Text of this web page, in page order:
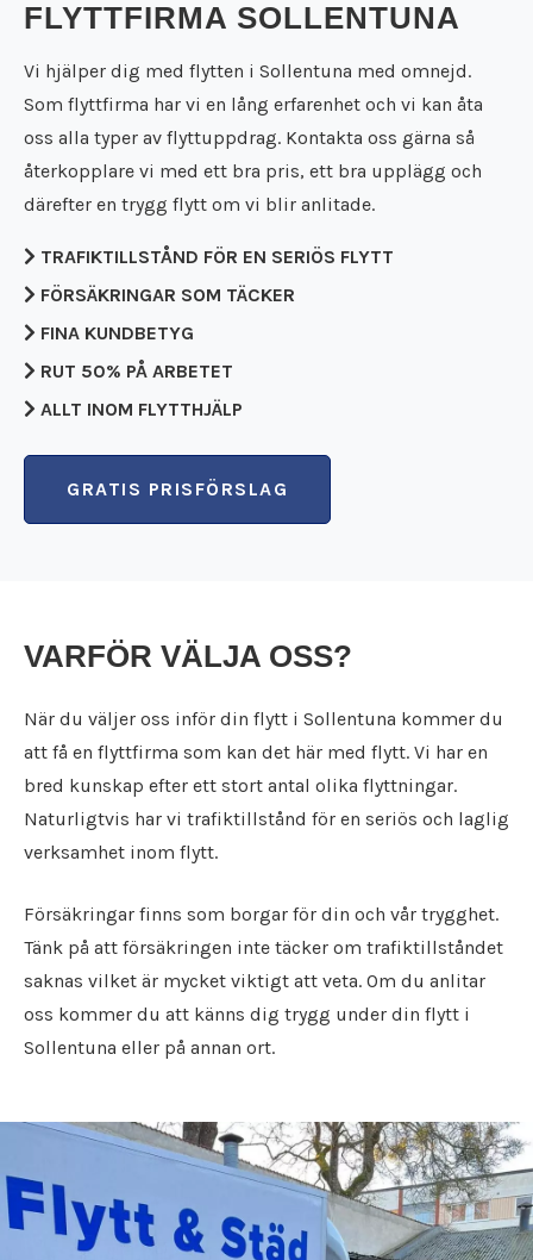
Flyttfirma Falun
Flyttfirma Flen
Flyttfirma Forshaga
Flyttfirma Gnesta
Flyttfirma Götene
Flyttfirma Grästorp
Flyttfirma Gullspång
Flyttfirma Hällefors
Flyttfirma Hallstahammar
Flyttfirma Hammarö
Flyttfirma Hjo
Flyttfirma Jakobsberg
Flyttfirma Kalmar
Flyttfirma Karlsborg
Flyttfirma Kil
Flyttfirma Kolsva
Flyttfirma Kristinehamn
Flyttfirma Kumla
Flyttfirma Kungsängen
Flyttfirma Kungsör
Flyttfirma Lindesberg
Flyttfirma Linköping
Flyttfirma Ljusnarsberg
Flyttfirma Mariestad
Flyttfirma Motala
Flyttfirma Norberg
Flyttfirma Norrköping
Flyttfirma Nybro
Flyttfirma Nyköping
Flyttfirma Oskarshamn
Städfirma Falköping
Städfirma Falun
Städfirma Filipstad
Städfirma Gnesta
Städfirma Götene
Städfirma Grästorp
Städfirma Gullspång
Städfirma Hällefors
Städfirma Hallsberg
Städfirma Hjo
Städfirma Karlsborg
Städfirma Karlskoga
Städfirma Köping
Städfirma Kungsängen
Städfirma Kungsör
Städfirma Laxå
Städfirma Lekeberg
Städfirma Lidköping
Städfirma Linköping
Städfirma Ljusnarsberg
Städfirma Motala
Städfirma Nacka
Städfirma Nora
Städfirma Nyköping
Städfirma Oxelösund
Städfirma Säffle
Städfirma Sala
FLYTTFIRMA SOLLENTUNA
Vi hjälper dig med flytten i Sollentuna med omnejd.
Som flyttfirma har vi en lång erfarenhet och vi kan åta
oss alla typer av flyttuppdrag. Kontakta oss gärna så
återkopplare vi med ett bra pris, ett bra upplägg och
därefter en trygg flytt om vi blir anlitade.
TRAFIKTILLSTÅND FÖR EN SERIÖS FLYTT
FÖRSÄKRINGAR SOM TÄCKER
FINA KUNDBETYG
RUT 50% PÅ ARBETET
ALLT INOM FLYTTHJÄLP
GRATIS PRISFÖRSLAG
VARFÖR VÄLJA OSS?
När du väljer oss inför din flytt i Sollentuna kommer du
att få en flyttfirma som kan det här med flytt. Vi har en
bred kunskap efter ett stort antal olika flyttningar.
Naturligtvis har vi trafiktillstånd för en seriös och laglig
verksamhet inom flytt.
Försäkringar finns som borgar för din och vår trygghet.
Tänk på att försäkringen inte täcker om trafiktillståndet
saknas vilket är mycket viktigt att veta. Om du anlitar
oss kommer du att känns dig trygg under din flytt i
Sollentuna eller på annan ort.